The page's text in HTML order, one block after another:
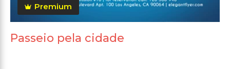
Premium
Passeio pela cidade